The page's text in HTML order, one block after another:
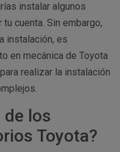
instalar algunos
cuenta. Sin embargo,
instalación, es
en mecánica de Toyota
realizar la instalación
de los
Toyota?